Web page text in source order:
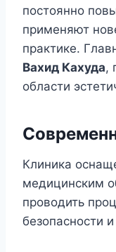
постоянно
применяют
практике.
Вахид Кахуда,
области
Клиника
медицинским
проводить
безопасности